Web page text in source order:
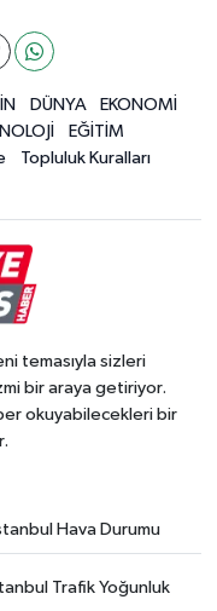
DÜNYA
EKONOMİ
EĞİTİM
Topluluk Kuralları
temasıyla sizleri
bir araya getiriyor.
okuyabilecekleri bir
Hava Durumu
Trafik Yoğunluk